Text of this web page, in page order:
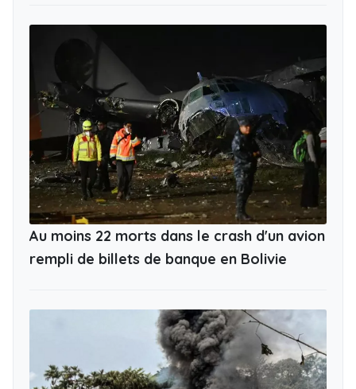
Au moins 22 morts dans le crash d'un avion
rempli de billets de banque en Bolivie